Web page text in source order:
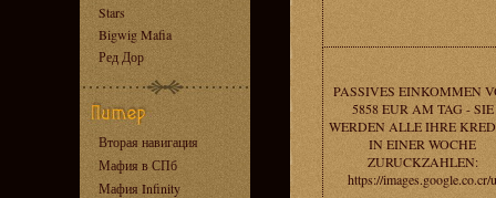
Stars
Bigwig Mafia
Ред Дор
Вторая навигация
Мафия в СПб
Мафия Infinity
PASSIVES EINKOMMEN
5858 EUR AM TAG - SIE
WERDEN ALLE IHRE
IN EINER WOCHE
ZURUCKZAHLEN:
https://images.google.co.cr/u